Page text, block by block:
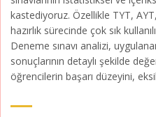
kastediyoruz. Özellikle TYT,
hazırlık sürecinde çok sık
Deneme sınavı analizi,
sonuçlarının detaylı şekilde
öğrencilerin başarı düzeyini,